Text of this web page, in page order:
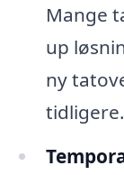
Mange
up
ny
tidligere.